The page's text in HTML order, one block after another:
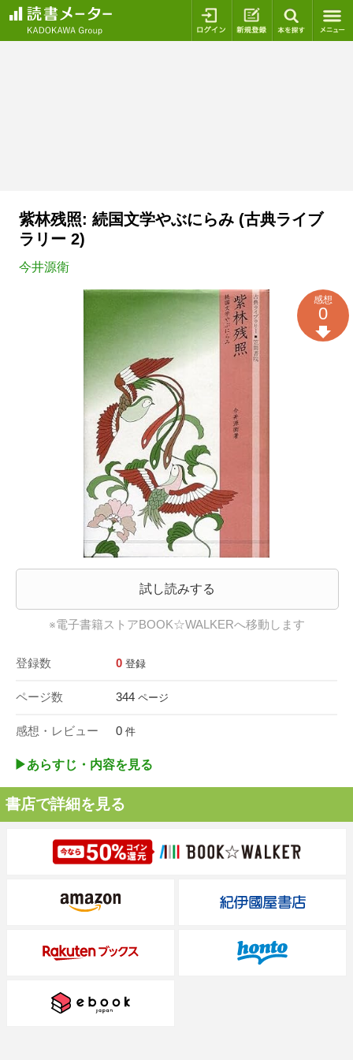
ログイン 新規登録
紫林残照: 続国文学やぶにらみ (古典ライブ
ラリー 2)
今井源衛
試し読みする
※電子書籍ストアBOOK☆WALKERへ移動します
登録数 0 登録
ページ数 344 ページ
感想・レビュー 0 件
感想
0
▶︎あらすじ・内容を見る
書店で詳細を見る